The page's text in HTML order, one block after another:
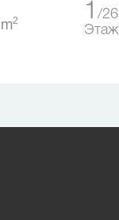
m2 1
26
Этаж